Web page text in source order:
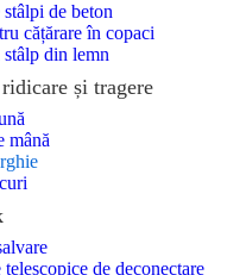
de beton
cățărare în copaci
din lemn
și tragere
mână
de deconectare